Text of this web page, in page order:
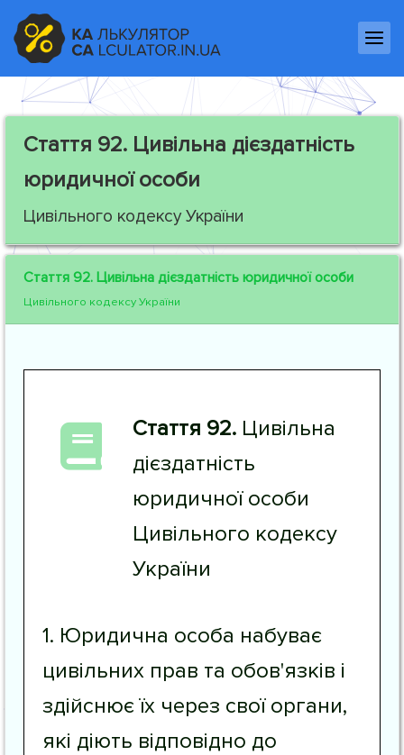
Стаття 92. Цивільна дієздатність
юридичної особи
Цивільного кодексу України
Стаття 92. Цивільна дієздатність юридичної особи
Цивільного кодексу України
Стаття 92. Цивільна
дієздатність
юридичної особи
Цивільного кодексу
України
1. Юридична особа набуває
цивільних прав та обов'язків і
здійснює їх через свої органи,
які діють відповідно до